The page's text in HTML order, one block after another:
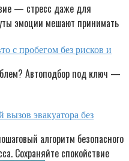
— стресс даже для
эмоции мешают принимать
с пробегом без рисков и
Автоподбор под ключ —
эвакуатора без
алгоритм безопасного
Сохраняйте спокойствие